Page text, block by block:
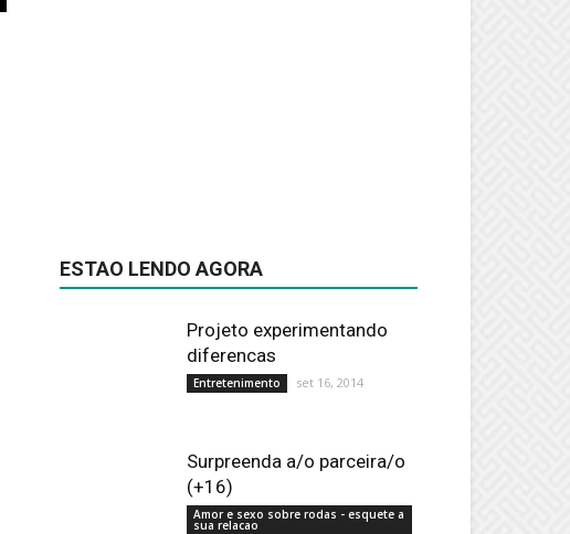
ESTAO LENDO AGORA
Projeto experimentando
diferencas
Entretenimento set 16, 2014
Surpreenda a/o parceira/o
(+16)
Amor e sexo sobre rodas - esquete a
sua relacao